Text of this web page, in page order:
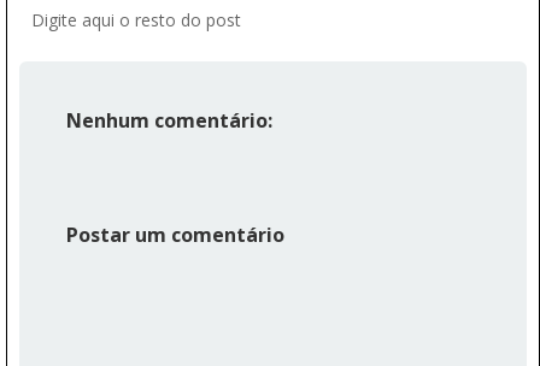
Digite aqui o resto do post
Nenhum comentário:
Postar um comentário